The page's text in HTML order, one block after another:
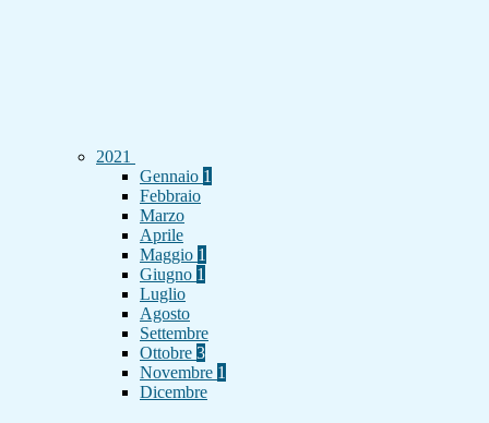
2021
Gennaio 1
Febbraio
Marzo
Aprile
Maggio 1
Giugno 1
Luglio
Agosto
Settembre
Ottobre 3
Novembre 1
Dicembre